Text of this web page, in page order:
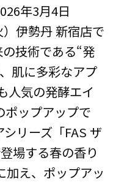
年3月4日
）伊勢丹 新宿店で
技術である“発
肌に多彩なアプ
人気の発酵エイ
ポップアップで
リーズ「FAS ザ
場する春の香り
加え、ポップアッ